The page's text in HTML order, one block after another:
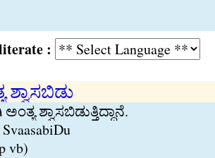
:
ಶ್ವಾಸಬಿಡು
ಶ್ವಾಸಬಿಡುತ್ತಿದ್ದಾನೆ.
vb)